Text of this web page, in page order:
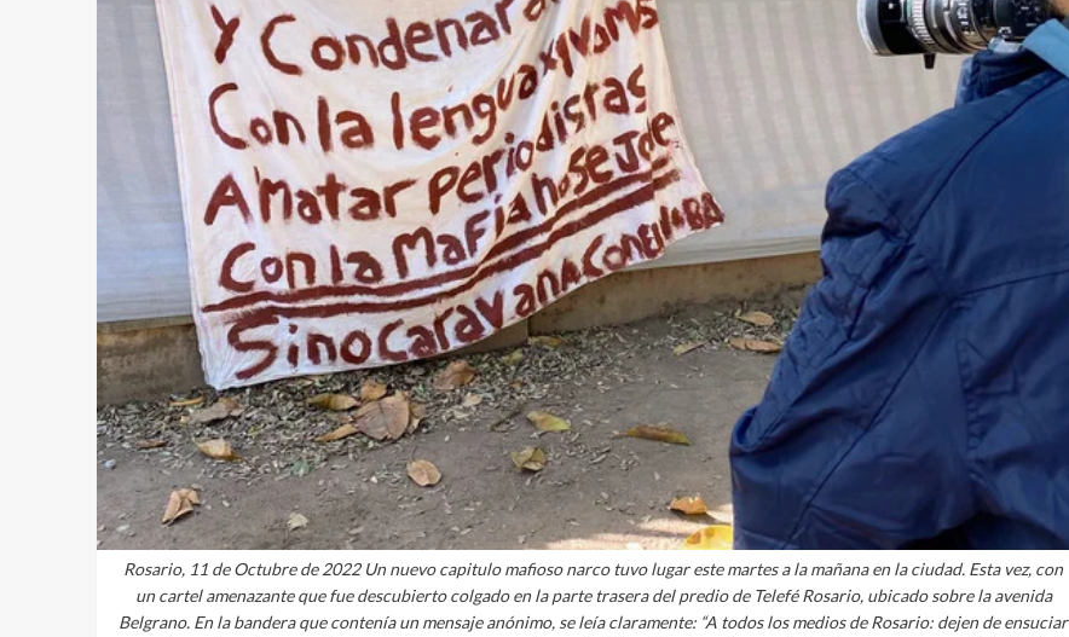
Rosario, 11 de Octubre de 2022 Un nuevo capitulo mafioso narco tuvo lugar este martes a la mañana en la ciudad. Esta vez, con
un cartel amenazante que fue descubierto colgado en la parte trasera del predio de Telefé Rosario, ubicado sobre la avenida
Belgrano. En la bandera que contenía un mensaje anónimo, se leía claramente: “A todos los medios de Rosario: dejen de ensuciar